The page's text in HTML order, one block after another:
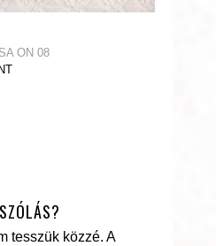
ON 08
tesszük közzé. A